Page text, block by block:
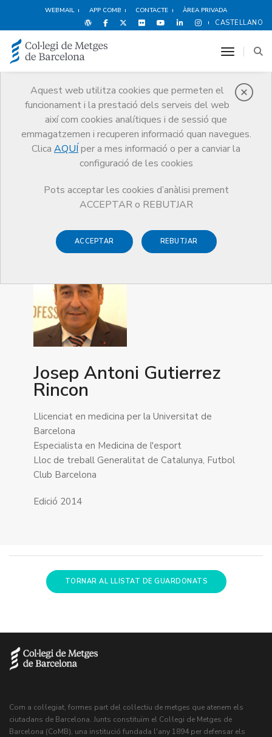
WEBMAIL APP COMB CONTACTE ÀREA PRIVADA
CASTELLANO
Aquest web utilitza cookies que permeten el
funcionament i la prestació dels serveis del web
així com cookies analítiques i de sessió que
emmagatzemen i recuperen informació quan navegues.
Clica AQUÍ per a mes informació o per a canviar la
configuració de les cookies
Pots acceptar les cookies d’anàlisi prement
ACCEPTAR o REBUTJAR
ACCEPTAR REBUTJAR
toggle
Premis
Premis Guardonat Edició 2014
Guardonat Edició 2014
Josep Antoni Gutierrez
Rincon
Llicenciat en medicina per la Universitat de
Barcelona
Especialista en Medicina de l'esport
Lloc de treball Generalitat de Catalunya, Futbol
Club Barcelona
Edició 2014
TORNAR AL LLISTAT DE GUARDONATS
Com a col·legiat, formes part del col·lectiu de metges que atenem els
ciutadans de Barcelona. Junts constituïm el Col·legi de Metges de
Barcelona (CoMB), una institució fundada l'any 1894 per defensar els